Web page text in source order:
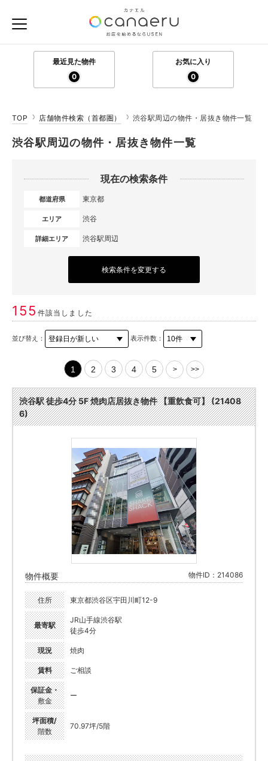
最近見た物件
0
お気に入り
0
TOP 店舗物件検索（首都圏） 渋谷駅周辺の物件・居抜き物件一覧
渋谷駅周辺の物件・居抜き物件一覧
現在の検索条件
都道府県 東京都
エリア 渋谷
詳細エリア 渋谷駅周辺
検索条件を変更する
155 件該当しました
並び替え： 表示件数：
1 2 3 4 5 > >>
渋谷駅 徒歩4分 5F 焼肉店居抜き物件 【重飲食可】 (21408
6)
物件概要 物件ID：214086
住所 東京都渋谷区宇田川町12-9
最寄駅
JR山手線渋谷駅
徒歩4分
現況 焼肉
賃料 ご相談
保証金・
敷金
ー
坪面積/
階数
70.97坪/5階